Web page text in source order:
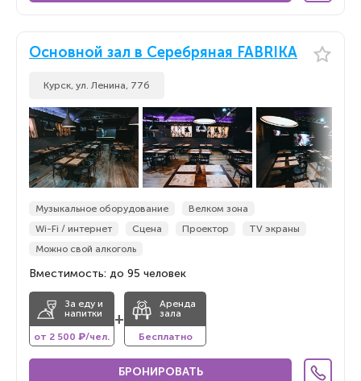
Основной зал в Серебряная FABRIKA
Курск, ул. Ленина, 77б
Музыкальное оборудование
Велком зона
Wi-Fi / интернет
Сцена Проектор
TV экраны
Можно свой алкоголь
Вместимость: до 95 человек
За еду и
напитки
от 2 500 ₽/чел.
+
Аренда
зала
Бесплатно
БРОНИРОВАТЬ